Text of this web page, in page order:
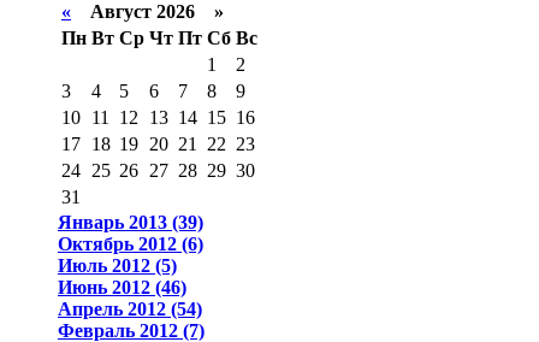
« Август 2026 »
Пн Вт Ср Чт Пт Сб Вс
1
2
3
4 5 6 7 8
9
10 11 12 13 14 15 16
17 18 19 20 21 22 23
24 25 26 27 28 29 30
31
Январь 2013 (39)
Октябрь 2012 (6)
Июль 2012 (5)
Июнь 2012 (46)
Апрель 2012 (54)
Февраль 2012 (7)